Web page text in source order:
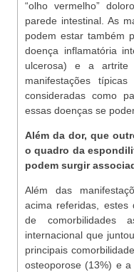
“olho vermelho”
parede intestinal. As
podem estar também
doença inflamatória
ulcerosa) e a artrite
manifestações
consideradas como
essas doenças se
Além da dor, que
o quadro da
podem surgir
Além das
acima referidas, estes
de comorbilidades
internacional que
principais
osteoporose (13%) e